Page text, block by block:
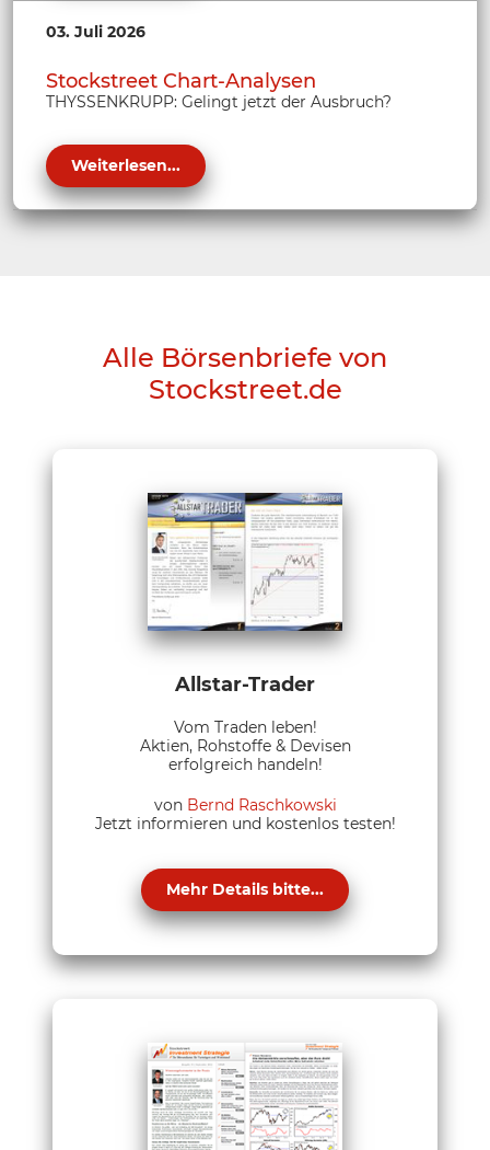
03. Juli 2026
Stockstreet Chart-Analysen
THYSSENKRUPP: Gelingt jetzt der Ausbruch?
Weiterlesen...
Alle Börsenbriefe von
Stockstreet.de
Allstar-Trader
Vom Traden leben!
Aktien, Rohstoffe & Devisen
erfolgreich handeln!
von Bernd Raschkowski
Jetzt informieren und kostenlos testen!
Mehr Details bitte...